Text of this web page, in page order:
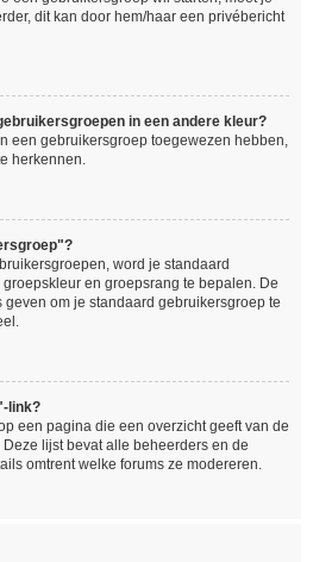
dit kan door hem/haar een privébericht
in een andere kleur?
een gebruikersgroep toegewezen hebben,
herkennen.
word je standaard
en groepsrang te bepalen. De
om je standaard gebruikersgroep te
link?
een pagina die een overzicht geeft van de
lijst bevat alle beheerders en de
omtrent welke forums ze modereren.